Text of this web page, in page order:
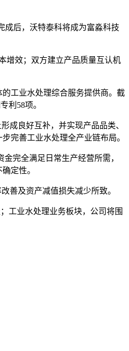
成后，沃特泰科将成为富淼科技
增效；双方建立产品质量互认机
工业水处理综合服务提供商。截
利58项。
成良好互补，并实现产品品类、
完善工业水处理全产业链布局。
完全满足日常生产经营所需，
定性。
善及资产减值损失减少所致。
工业水处理业务板块，公司将围